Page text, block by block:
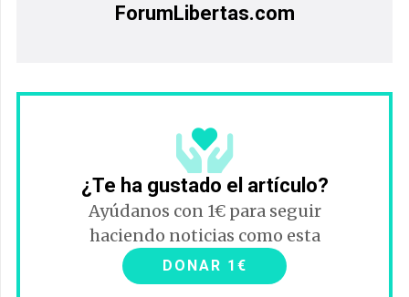
ForumLibertas.com
¿Te ha gustado el artículo?
Ayúdanos con 1€ para seguir
haciendo noticias como esta
DONAR 1€